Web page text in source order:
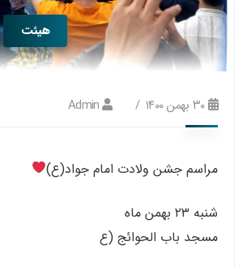
هیئت
۳۰ بهمن ۱۴۰۰ Admin
مراسم جشن ولادت امام جواد(ع)
شنبه ۲۳ بهمن ماه
مسجد باب‌ الحوائج (ع